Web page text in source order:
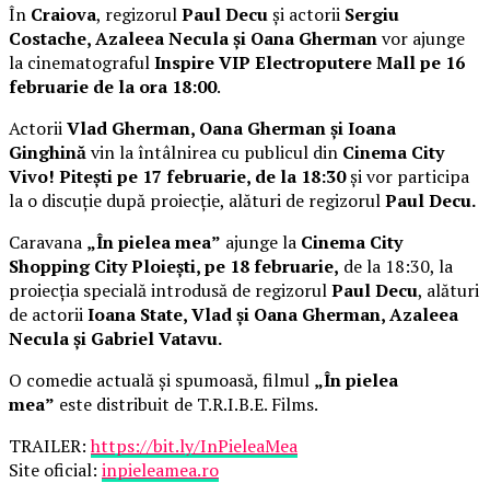
În Craiova, regizorulPaul Decuși actorii Sergiu
Costache, Azaleea Necula și Oana Ghermanvor ajunge
la cinematografulInspire VIP Electroputere Mall pe 16
februarie de la ora 18:00.
ActoriiVlad Gherman, Oana Gherman și Ioana
Ginghinăvin la întâlnirea cu publicul din Cinema City
Vivo! Pitești pe 17 februarie, de la 18:30și vor participa
la o discuție după proiecție, alături de regizorulPaul Decu.
Caravana „În pielea mea” ajunge la Cinema City
Shopping City Ploiești, pe 18 februarie, de la 18:30, la
proiecția specială introdusă de regizorulPaul Decu, alături
de actoriiIoana State, Vlad și Oana Gherman, Azaleea
Necula și Gabriel Vatavu.
O comedie actuală și spumoasă, filmul „În pielea
mea” este distribuit de T.R.I.B.E. Films.
TRAILER:https://bit.ly/InPieleaMea
Site oficial: inpieleamea.ro